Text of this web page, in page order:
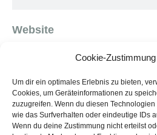
Cookie-
Um dir ein optimales Erlebnis zu bieten,
Cookies, um Geräteinformationen zu
zuzugreifen. Wenn du diesen
wie das Surfverhalten oder eindeutige IDs
Wenn du deine Zustimmung nicht erteilst
Website
Name, E-Mail-Adresse und
Browser für meinen